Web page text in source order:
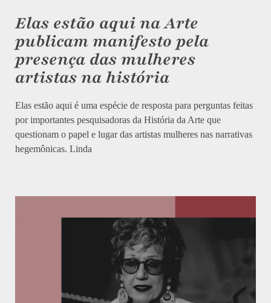
Elas estão aqui na Arte
publicam manifesto pela
presença das mulheres
artistas na história
Elas estão aqui é uma espécie de resposta para perguntas feitas
por importantes pesquisadoras da História da Arte que
questionam o papel e lugar das artistas mulheres nas narrativas
hegemônicas. Linda